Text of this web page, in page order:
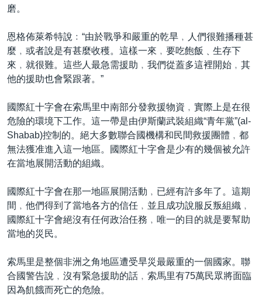
磨。
恩格佈萊希特說﹕“由於戰爭和嚴重的乾旱﹐人們很難播種甚
麼﹐或者說是有甚麼收穫。這樣一來﹐要吃飽飯﹑生存下
來﹐就很難。這些人最急需援助﹐我們從蓋多這裡開始﹐其
他的援助也會緊跟著。”
國際紅十字會在索馬里中南部分發救援物資﹐實際上是在很
危險的環境下工作。這一帶是由伊斯蘭武裝組織“青年黨”(al-
Shabab)控制的。絕大多數聯合國機構和民間救援團體﹐都
無法獲准進入這一地區。國際紅十字會是少有的幾個被允許
在當地展開活動的組織。
國際紅十字會在那一地區展開活動﹐已經有許多年了。這期
間﹐他們得到了當地各方的信任﹐並且成功說服反叛組織﹐
國際紅十字會絕沒有任何政治任務﹐唯一的目的就是要幫助
當地的災民。
索馬里是整個非洲之角地區遭受旱災最嚴重的一個國家。聯
合國警告說﹐沒有緊急援助的話﹐索馬里有75萬民眾將面臨
因為飢餓而死亡的危險。